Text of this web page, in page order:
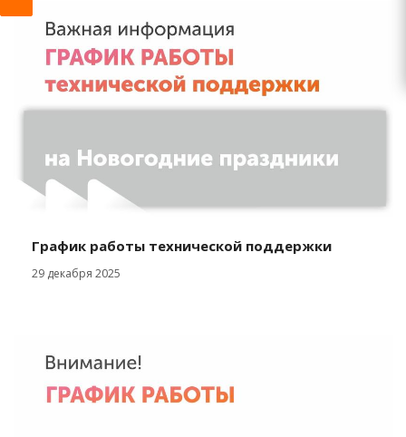
График работы технической поддержки
29 декабря 2025